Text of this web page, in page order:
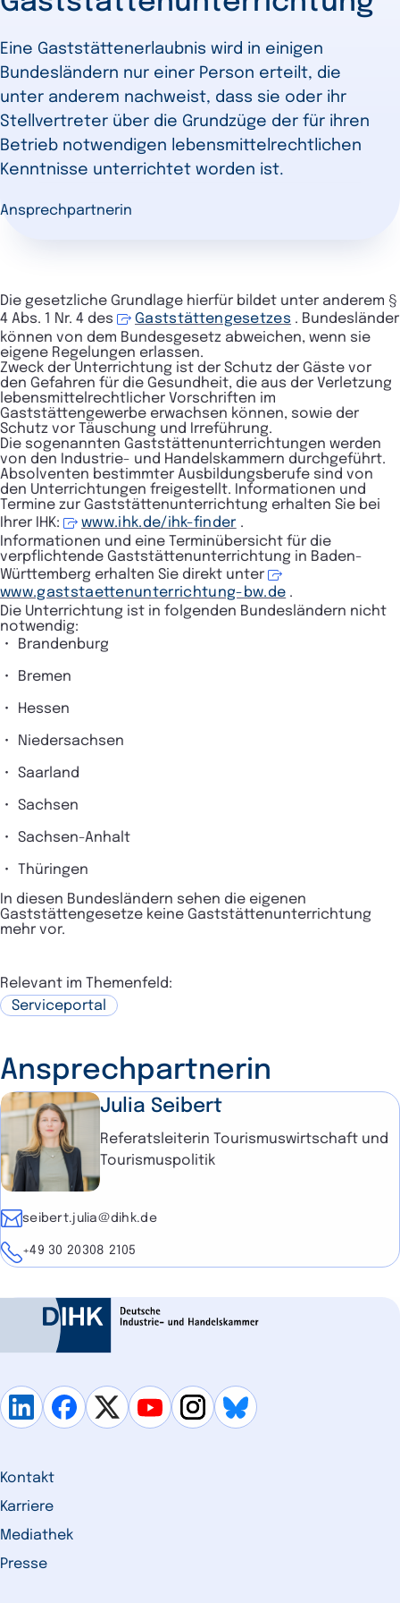
Eine Gaststättenerlaubnis wird in einigen
Bundesländern nur einer Person erteilt, die
unter anderem nachweist, dass sie oder ihr
Stellvertreter über die Grundzüge der für ihren
Betrieb notwendigen lebensmittelrechtlichen
Kenntnisse unterrichtet worden ist.
Ansprechpartnerin
Die gesetzliche Grundlage hierfür bildet unter anderem §
4 Abs. 1 Nr. 4 des
Gaststättengesetzes . Bundesländer
können von dem Bundesgesetz abweichen, wenn sie
eigene Regelungen erlassen.
Zweck der Unterrichtung ist der Schutz der Gäste vor
den Gefahren für die Gesundheit, die aus der Verletzung
lebensmittelrechtlicher Vorschriften im
Gaststättengewerbe erwachsen können, sowie der
Schutz vor Täuschung und Irreführung.
Die sogenannten Gaststättenunterrichtungen werden
von den Industrie- und Handelskammern durchgeführt.
Absolventen bestimmter Ausbildungsberufe sind von
den Unterrichtungen freigestellt. Informationen und
Termine zur Gaststättenunterrichtung erhalten Sie bei
Ihrer IHK:
www.ihk.de/ihk-finder .
Informationen und eine Terminübersicht für die
verpflichtende Gaststättenunterrichtung in Baden-
Württemberg erhalten Sie direkt unter
www.gaststaettenunterrichtung-bw.de .
Die Unterrichtung ist in folgenden Bundesländern nicht
notwendig:
Brandenburg
Bremen
Hessen
Niedersachsen
Saarland
Sachsen
Sachsen-Anhalt
Thüringen
In diesen Bundesländern sehen die eigenen
Gaststättengesetze keine Gaststättenunterrichtung
mehr vor.
Relevant im Themenfeld:
Serviceportal
Ansprechpartnerin
Julia Seibert
Referatsleiterin Tourismuswirtschaft und
Tourismuspolitik
E-Mailseibert.julia@dihk.de
Telefon
+49 30 20308 2105
Kontakt
Karriere
Mediathek
Presse